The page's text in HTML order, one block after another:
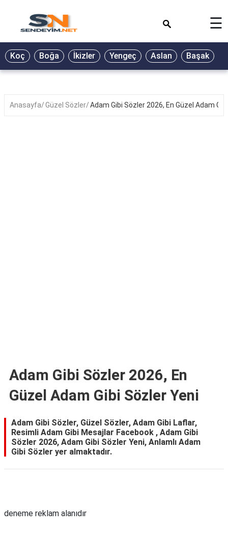
BİYOGRAFİ
GALERİ
☰
Koç Boğa İkizler Yengeç Aslan Başak
Anasayfa Güzel Sözler Adam Gibi Sözler 2026, En Güzel Adam
Adam Gibi Sözler 2026, En
Güzel Adam Gibi Sözler Yeni
Adam Gibi Sözler, Güzel Sözler, Adam Gibi Laflar,
Resimli Adam Gibi Mesajlar Facebook , Adam Gibi
Sözler 2026, Adam Gibi Sözler Yeni, Anlamlı Adam
Gibi Sözler yer almaktadır.
deneme reklam alanıdır